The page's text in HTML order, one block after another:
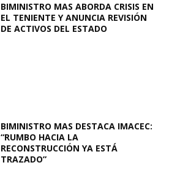
BIMINISTRO MAS ABORDA CRISIS EN
EL TENIENTE Y ANUNCIA REVISIÓN
DE ACTIVOS DEL ESTADO
BIMINISTRO MAS DESTACA IMACEC:
“RUMBO HACIA LA
RECONSTRUCCIÓN YA ESTÁ
TRAZADO”